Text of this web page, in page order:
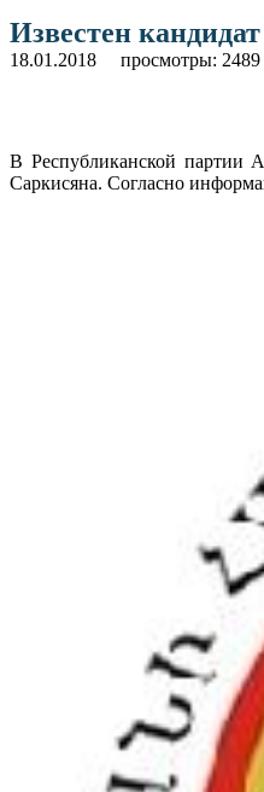
Известен
18.01.2018 просмотры: 2489
В Республиканской партии
Саркисяна. Согласно